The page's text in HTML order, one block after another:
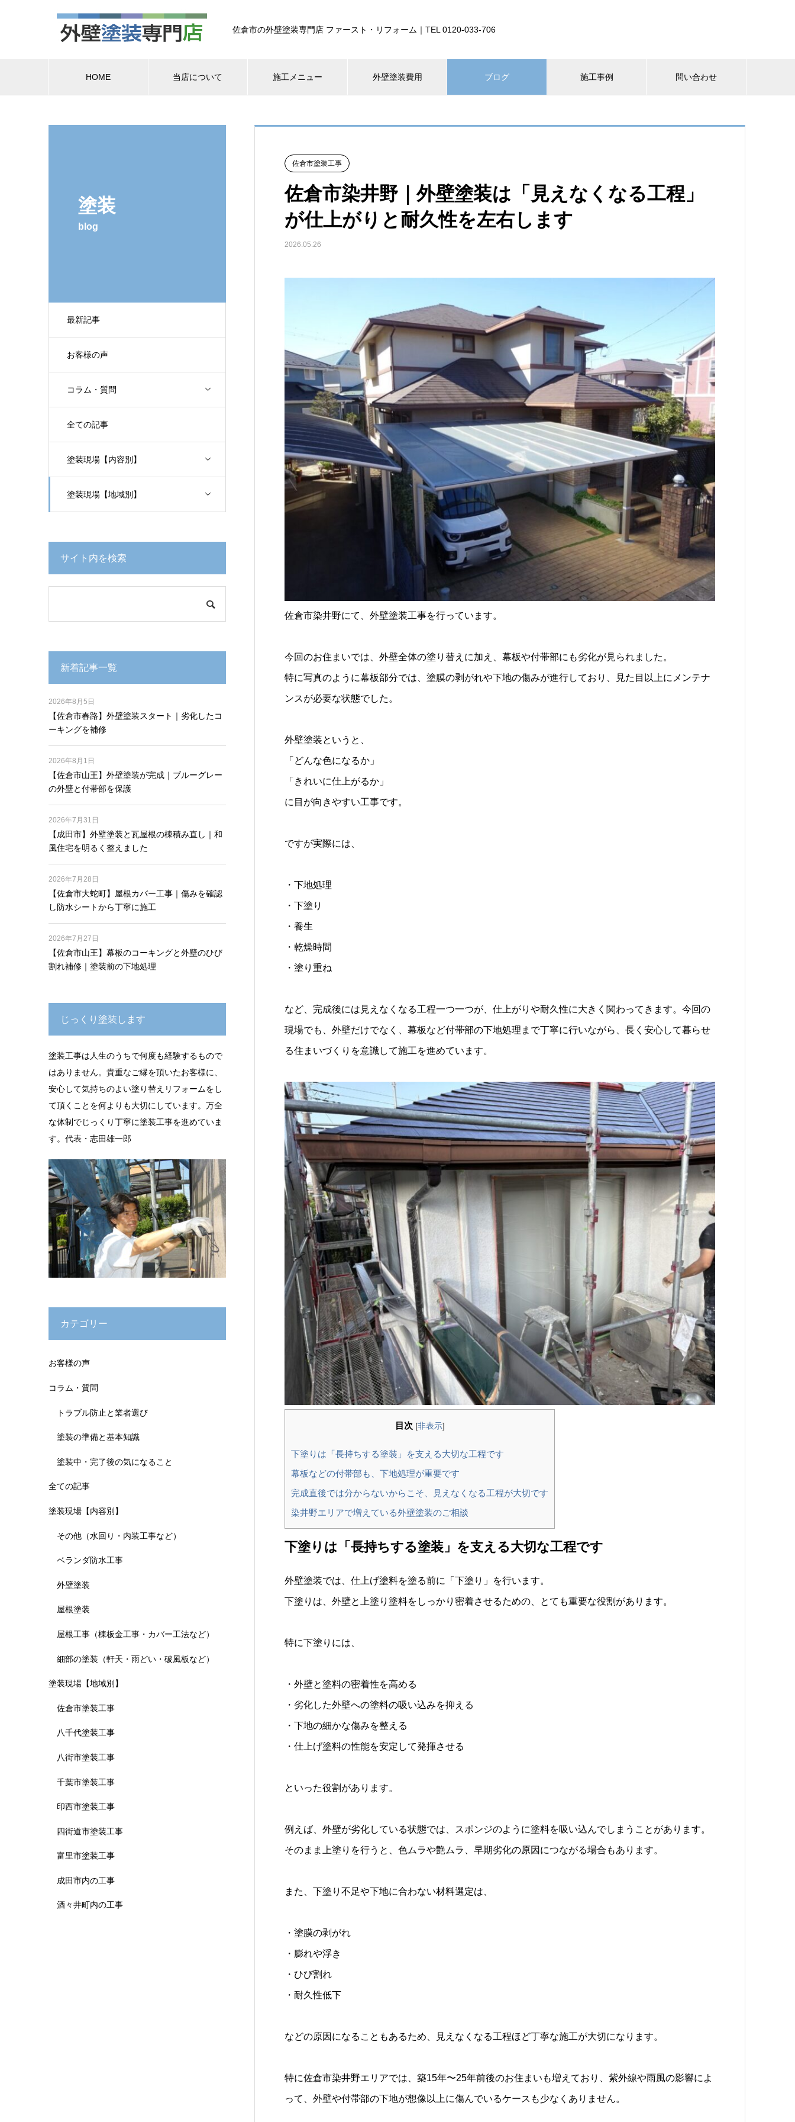
佐倉市の外壁塗装専門店 ファースト・リフォーム｜TEL 0120-033-706
HOME 当店について 施工メニュー 外壁塗装費用 ブログ 施工事例 問い合わせ
塗装
blog
最新記事
お客様の声
コラム・質問
全ての記事
塗装現場【内容別】
塗装現場【地域別】
佐倉市塗装工事
佐倉市染井野｜外壁塗装は「見えなくなる工程」
が仕上がりと耐久性を左右します
2026.05.26
佐倉市染井野にて、外壁塗装工事を行っています。
今回のお住まいでは、外壁全体の塗り替えに加え、幕板や付帯部にも劣化が見られました。
特に写真のように幕板部分では、塗膜の剥がれや下地の傷みが進行しており、見た目以上にメンテナ
ンスが必要な状態でした。
外壁塗装というと、
「どんな色になるか」
「きれいに仕上がるか」
に目が向きやすい工事です。
ですが実際には、
・下地処理
・下塗り
・養生
・乾燥時間
・塗り重ね
など、完成後には見えなくなる工程一つ一つが、仕上がりや耐久性に大きく関わってきます。今回の
現場でも、外壁だけでなく、幕板など付帯部の下地処理まで丁寧に行いながら、長く安心して暮らせ
る住まいづくりを意識して施工を進めています。
目次 [非表示]
下塗りは「長持ちする塗装」を支える大切な工程です
幕板などの付帯部も、下地処理が重要です
完成直後では分からないからこそ、見えなくなる工程が大切です
染井野エリアで増えている外壁塗装のご相談
下塗りは「長持ちする塗装」を支える大切な工程です
外壁塗装では、仕上げ塗料を塗る前に「下塗り」を行います。
下塗りは、外壁と上塗り塗料をしっかり密着させるための、とても重要な役割があります。
特に下塗りには、
・外壁と塗料の密着性を高める
・劣化した外壁への塗料の吸い込みを抑える
・下地の細かな傷みを整える
・仕上げ塗料の性能を安定して発揮させる
といった役割があります。
例えば、外壁が劣化している状態では、スポンジのように塗料を吸い込んでしまうことがあります。
そのまま上塗りを行うと、色ムラや艶ムラ、早期劣化の原因につながる場合もあります。
また、下塗り不足や下地に合わない材料選定は、
・塗膜の剥がれ
・膨れや浮き
・ひび割れ
・耐久性低下
などの原因になることもあるため、見えなくなる工程ほど丁寧な施工が大切になります。
特に佐倉市染井野エリアでは、築15年〜25年前後のお住まいも増えており、紫外線や雨風の影響によ
って、外壁や付帯部の下地が想像以上に傷んでいるケースも少なくありません。
サイト内を検索
新着記事一覧
【佐倉市春路】外壁塗装スタート｜劣化したコ
ーキングを補修
2026年8月5日
【佐倉市山王】外壁塗装が完成｜ブルーグレー
の外壁と付帯部を保護
2026年8月1日
【成田市】外壁塗装と瓦屋根の棟積み直し｜和
風住宅を明るく整えました
2026年7月31日
【佐倉市大蛇町】屋根カバー工事｜傷みを確認
し防水シートから丁寧に施工
2026年7月28日
【佐倉市山王】幕板のコーキングと外壁のひび
割れ補修｜塗装前の下地処理
2026年7月27日
じっくり塗装します
塗装工事は人生のうちで何度も経験するもので
はありません。貴重なご縁を頂いたお客様に、
安心して気持ちのよい塗り替えリフォームをし
て頂くことを何よりも大切にしています。万全
な体制でじっくり丁寧に塗装工事を進めていま
す。代表・志田雄一郎
カテゴリー
お客様の声
コラム・質問
トラブル防止と業者選び
塗装の準備と基本知識
塗装中・完了後の気になること
全ての記事
塗装現場【内容別】
その他（水回り・内装工事など）
ベランダ防水工事
外壁塗装
屋根塗装
屋根工事（棟板金工事・カバー工法など）
細部の塗装（軒天・雨どい・破風板など）
塗装現場【地域別】
佐倉市塗装工事
八千代塗装工事
八街市塗装工事
千葉市塗装工事
印西市塗装工事
四街道市塗装工事
富里市塗装工事
成田市内の工事
酒々井町内の工事